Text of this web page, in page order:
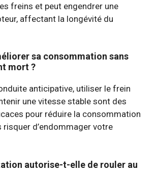
freins et peut engendrer une
affectant la longévité du
sa consommation sans
mort ?
anticipative, utiliser le frein
une vitesse stable sont des
pour réduire la consommation
risquer d’endommager votre
autorise-t-elle de rouler au